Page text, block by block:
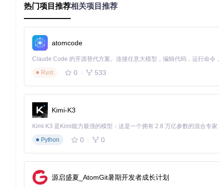
资源管理是末日生存的核心挑战。建立合理的资源优先级体系：
发展层：工具、种子、制造材料
舒适层：书籍、娱乐物品、奢侈品
生存行动卡：高效资源收集
使用标记系统记录资源点位置
实施"333法则"：重要资源保持3天用量，常用资源保持3周储
热门项目推荐相关项目推荐
atomcode
Rust
0 533
Kimi-K3
Python
0 0
源启盛夏_AtomGit暑期开发者成长计划